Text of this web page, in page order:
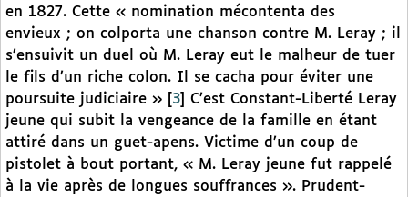
en 1827. Cette « nomination mécontenta des
envieux ; on colporta une chanson contre M. Leray ; il
s’ensuivit un duel où M. Leray eut le malheur de tuer
le fils d’un riche colon. Il se cacha pour éviter une
poursuite judiciaire »
3
C’est Constant-Liberté Leray
jeune qui subit la vengeance de la famille en étant
attiré dans un guet-apens. Victime d’un coup de
pistolet à bout portant, « M. Leray jeune fut rappelé
à la vie après de longues souffrances ». Prudent-